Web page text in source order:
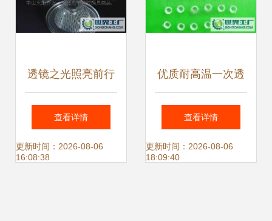
透镜之光照亮前行
之路 供应LED透镜
单颗（珠面）探索
查看详情
更新时间：2026-08-06
16:08:38
优质耐高温一次透
镜 265度耐热与回
流焊工艺的完美结
查看详情
更新时间：2026-08-06
18:09:40